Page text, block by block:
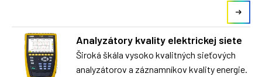
Analyzátory kvality elektrickej siete
Široká škála vysoko kvalitných sieťových
analyzátorov a záznamníkov kvality energie.